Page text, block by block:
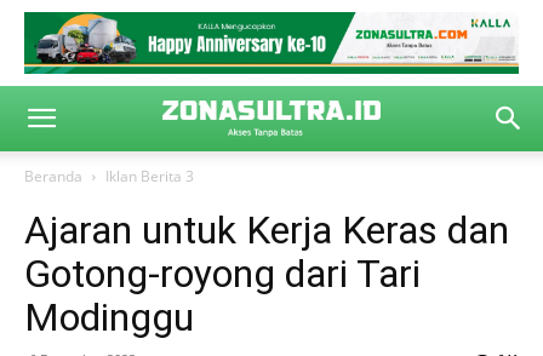
Beranda Iklan Berita 3
Ajaran untuk Kerja Keras dan
Gotong-royong dari Tari
Modinggu